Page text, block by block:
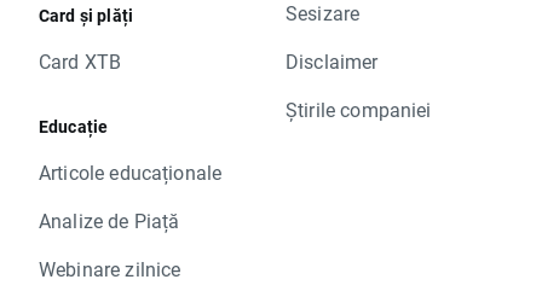
Card și plăți
Card XTB
Educație
Articole educaționale
Analize de Piață
Webinare zilnice
Sesizare
Disclaimer
Știrile companiei